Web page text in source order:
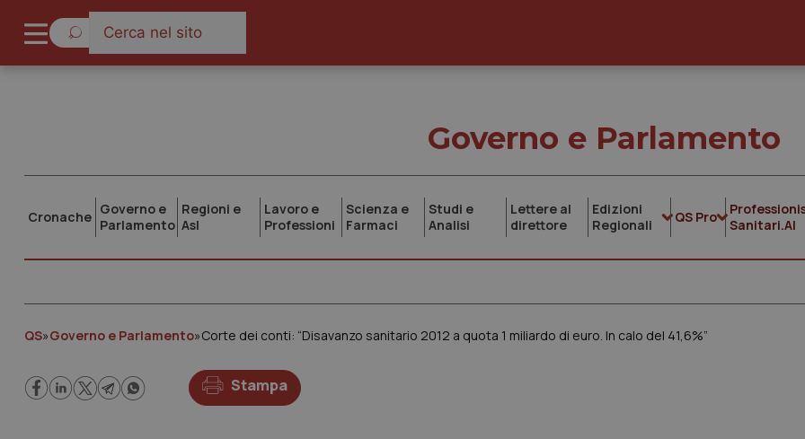
Governo e Parlamento
Cronache Governo e
Parlamento
Regioni e
Asl
Lavoro e
Professioni
Scienza e
Farmaci
Studi e
Analisi
Lettere al
direttore
Edizioni
Regionali
QS Pro
Sanitari.AI
QS»Governo e Parlamento»Corte dei conti: “Disavanzo sanitario 2012 a quota 1 miliardo di euro. In calo del 41,6%”
Stampa